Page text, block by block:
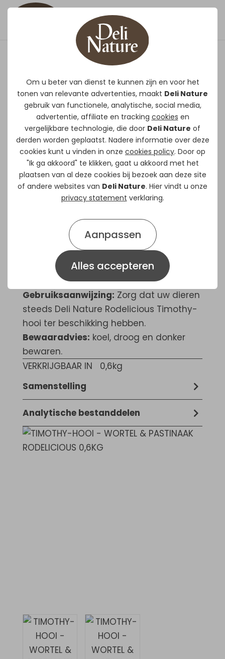
Om u beter van dienst te kunnen zijn en voor het
tonen van relevante advertenties, maakt Deli Nature
gebruik van functionele, analytische, social media,
advertentie, affiliate en tracking cookies en
vergelijkbare technologie, die door Deli Nature of
derden worden geplaatst. Nadere informatie over deze
cookies kunt u vinden in onze cookies policy. Door op
"Ik ga akkoord" te klikken, gaat u akkoord met het
plaatsen van al deze cookies bij bezoek aan deze site
of andere websites van Deli Nature. Hier vindt u onze
privacy statement verklaring.
Aanpassen
Alles accepteren
Timothy-Hooi - Wortel &
Pastinaak Rodelicious
Aanvullend diervoeder voor konijnen en
knaagdieren.Deli Nature is een 100%
natuurproduct en bestaat uit Timothy-
hooi van de hoogste kwaliteit. Met
gedroogde wortel en pastinaak voor nog
meer variatie en smaak. Het hooi
ondersteunt de darmflora en de lange
darmbeweging. De tanden van konijnen
en knaagdieren groeien constant, het
eten van timothy-hooi zorgt voor een
natuurlijke tandslijtage. Het hooi is
gedroogd en extra gezeefd.
Gebruiksaanwijzing: Zorg dat uw dieren
steeds Deli Nature Rodelicious Timothy-
hooi ter beschikking hebben.
Bewaaradvies: koel, droog en donker
bewaren.
VERKRIJGBAAR IN
0,6kg
Samenstelling
Timothy-hooi, wortel gedroogd (2,5%),
pastinaak gedroogd (2,5%)
Analytische bestanddelen
11,2% Ruw eiwit, 2,2% Ruw vet, 30,0% Ruwe
celstof, 7,4% Ruwe as, 0,30% Calcium,